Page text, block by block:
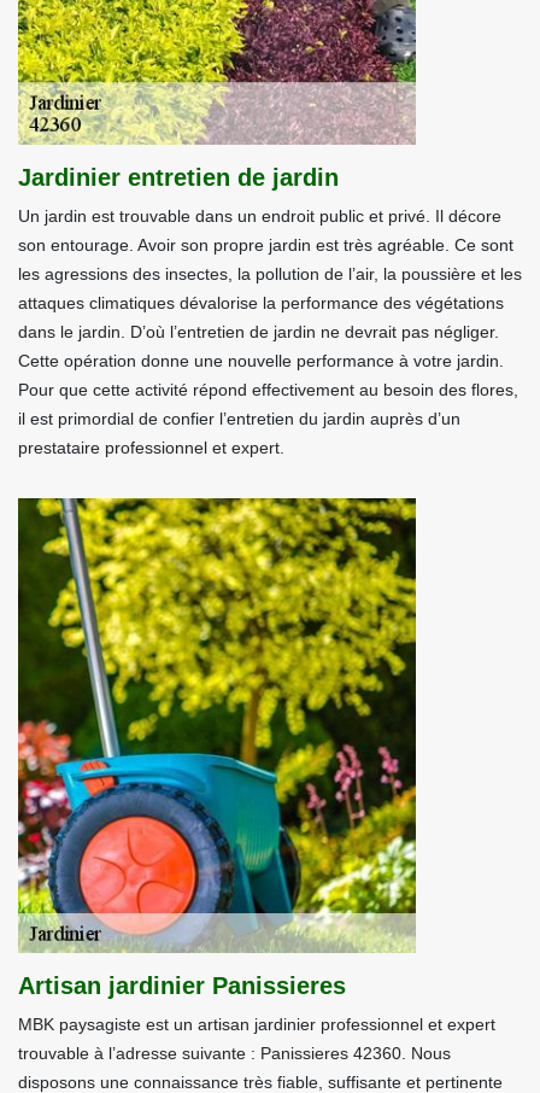
Jardinier entretien de jardin
Un jardin est trouvable dans un endroit public et privé. Il décore
son entourage. Avoir son propre jardin est très agréable. Ce sont
les agressions des insectes, la pollution de l’air, la poussière et les
attaques climatiques dévalorise la performance des végétations
dans le jardin. D’où l’entretien de jardin ne devrait pas négliger.
Cette opération donne une nouvelle performance à votre jardin.
Pour que cette activité répond effectivement au besoin des flores,
il est primordial de confier l’entretien du jardin auprès d’un
prestataire professionnel et expert.
Artisan jardinier Panissieres
MBK paysagiste est un artisan jardinier professionnel et expert
trouvable à l’adresse suivante : Panissieres 42360. Nous
disposons une connaissance très fiable, suffisante et pertinente